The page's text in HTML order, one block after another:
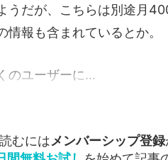
うだが、こちらは別途月
報も含まれているとか。
のユーザーに...
むにはメンバーシップ登録